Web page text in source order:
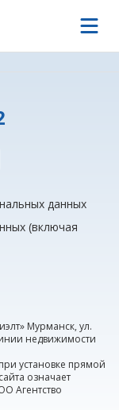
данных
(включая
Мурманск, ул.
недвижимости
установке прямой
означает
Агентство